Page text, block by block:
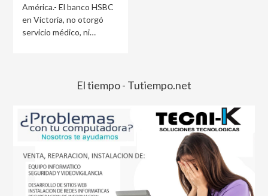
América.- El banco HSBC
en Victoria, no otorgó
servicio médico, ni…
El tiempo - Tutiempo.net